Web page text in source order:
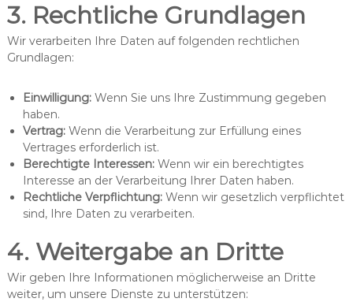
3. Rechtliche Grundlagen
Wir verarbeiten Ihre Daten auf folgenden rechtlichen
Grundlagen:
Einwilligung:Wenn Sie uns Ihre Zustimmung gegeben
haben.
Vertrag:Wenn die Verarbeitung zur Erfüllung eines
Vertrages erforderlich ist.
Berechtigte Interessen:Wenn wir ein berechtigtes
Interesse an der Verarbeitung Ihrer Daten haben.
Rechtliche Verpflichtung:Wenn wir gesetzlich verpflichtet
sind, Ihre Daten zu verarbeiten.
4. Weitergabe an Dritte
Wir geben Ihre Informationen möglicherweise an Dritte
weiter, um unsere Dienste zu unterstützen: